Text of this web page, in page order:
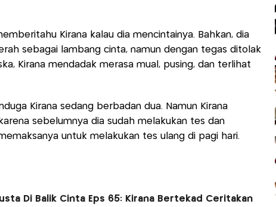
Kirana kalau dia mencintainya. Bahkan, dia
sebagai lambang cinta, namun dengan tegas ditolak
Kirana mendadak merasa mual, pusing, dan terlihat
Kirana sedang berbadan dua. Namun Kirana
sebelumnya dia sudah melakukan tes dan
untuk melakukan tes ulang di pagi hari.
Di Balik Cinta Eps 65: Kirana Bertekad Ceritakan